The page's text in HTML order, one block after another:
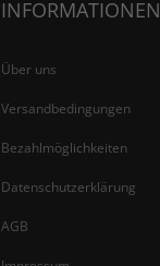
INFORMATIONEN
Über uns
Versandbedingungen
Bezahlmöglichkeiten
Datenschutzerklärung
AGB